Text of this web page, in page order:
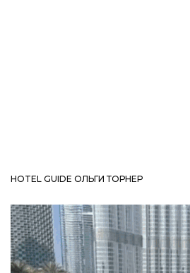
HOTEL GUIDE ОЛЬГИ ТОРНЕР